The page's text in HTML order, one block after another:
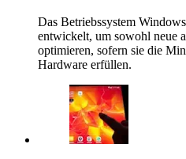
Das Betriebssystem
entwickelt, um sowohl neue
optimieren, sofern sie die
Hardware erfüllen.